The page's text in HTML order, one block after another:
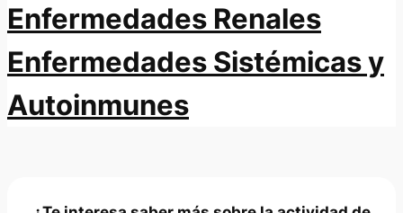
Enfermedades Renales
Enfermedades Sistémicas y
Autoinmunes